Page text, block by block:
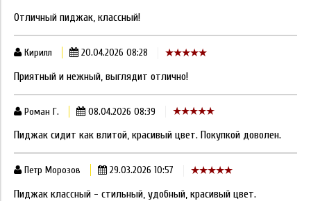
Отличный пиджак, классный!
Кирилл 20.04.2026 08:28
Приятный и нежный, выглядит отлично!
Роман Г. 08.04.2026 08:39
Пиджак сидит как влитой, красивый цвет. Покупкой доволен.
Петр Морозов 29.03.2026 10:57
Пиджак классный - стильный, удобный, красивый цвет.